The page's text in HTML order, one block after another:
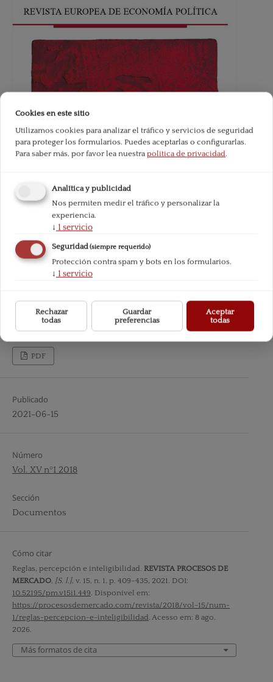
PDF
Publicado
2021-06-15
Número
Vol. XV nº1 2018
Sección
Documentos
Cómo citar
Reglas, percepción e inteligibilidad. REVISTA PROCESOS DE
MERCADO, [S. l.], v. 15, n. 1, p. 409–435, 2021. DOI:
10.52195/pm.v15i1.449. Disponível em:
https://procesosdemercado.com/revista/2018/vol-15/num-
1/reglas-percepcion-e-inteligibilidad. Acesso em: 8 ago.
2026.
Más formatos de cita
Cookies en este sitio
Utilizamos cookies para analizar el tráfico y servicios de seguridad
para proteger los formularios. Puedes aceptarlas o configurarlas.
Para saber más, por favor lea nuestra política de privacidad.
Analítica y publicidad
Nos permiten medir el tráfico y personalizar la
experiencia.
↓ 1servicio
Seguridad(siempre requerido)
Protección contra spam y bots en los formularios.
↓ 1servicio
Rechazar
todas
Guardar
preferencias
Aceptar
todas